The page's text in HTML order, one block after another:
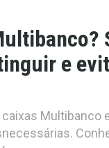
e
Multibanco